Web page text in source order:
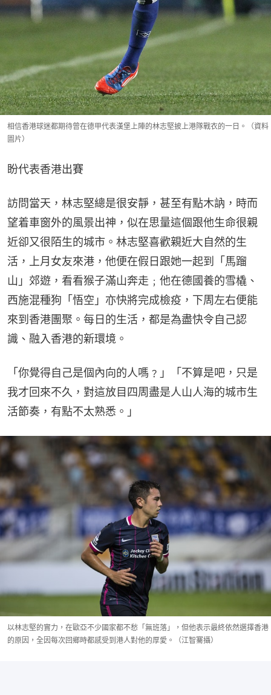
相信香港球迷都期待曾在德甲代表漢堡上陣的林志堅披上港隊戰衣的一日。（資料
圖片）
盼代表香港出賽
訪問當天，林志堅總是很安靜，甚至有點木訥，時而
望着車窗外的風景出神，似在思量這個跟他生命很親
近卻又很陌生的城市。林志堅喜歡親近大自然的生
活，上月女友來港，他便在假日跟她一起到「馬蹓
山」郊遊，看看猴子滿山奔走﹔他在德國養的雪橇、
西施混種狗「悟空」亦快將完成檢疫，下周左右便能
來到香港團聚。每日的生活，都是為盡快令自己認
識、融入香港的新環境。
「你覺得自己是個內向的人嗎﹖」「不算是吧，只是
我才回來不久，對這放目四周盡是人山人海的城市生
活節奏，有點不太熟悉。」
以林志堅的實力，在歐亞不少國家都不愁「無班落」，但他表示最終依然選擇香港
的原因，全因每次回鄉時都感受到港人對他的厚愛。（江智騫攝）